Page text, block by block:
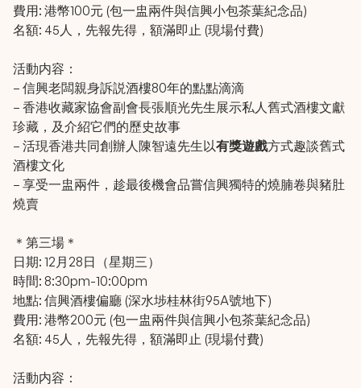
費用: 港幣100元 (包一盅兩件與信興小包茶葉紀念品)
名額: 45人，先報先得，額滿即止 (現場付費)
活動内容：
– 信興老闆親身訴説酒樓80年的點點滴滴
– 香港收藏家協會副會長張順光先生展示私人舊式酒樓文獻
珍藏，及介紹它們的歷史故事
– 活現香港共同創辦人陳智遠先生以有獎遊戲方式趣談舊式
酒樓文化
– 享受一盅兩件，趁最後機會品嘗信興獨特的燒腩卷與豬肚
燒賣
＊第三場＊
日期: 12月28日（星期三）
時間: 8:30pm-10:00pm
地點: 信興酒樓偏廳 (深水埗桂林街95A號地下)
費用: 港幣200元 (包一盅兩件與信興小包茶葉紀念品)
名額: 45人，先報先得，額滿即止 (現場付費)
活動内容：